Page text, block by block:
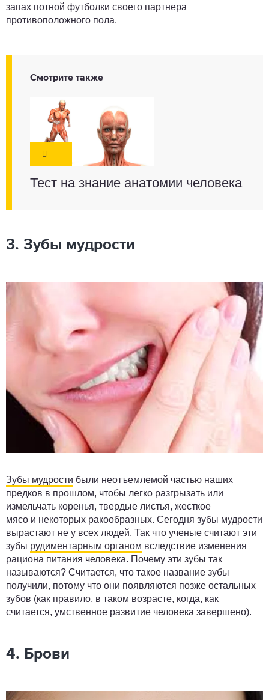
запах потной футболки своего партнера
противоположного пола.
Смотрите также
Тест на знание анатомии человека
3. Зубы мудрости
Зубы мудрости были неотъемлемой частью наших
предков в прошлом, чтобы легко разгрызать или
измельчать коренья, твердые листья, жесткое
мясо и некоторых ракообразных. Сегодня зубы мудрости
вырастают не у всех людей. Так что ученые считают эти
зубы рудиментарным органом вследствие изменения
рациона питания человека. Почему эти зубы так
называются? Считается, что такое название зубы
получили, потому что они появляются позже остальных
зубов (как правило, в таком возрасте, когда, как
считается, умственное развитие человека завершено).
4. Брови